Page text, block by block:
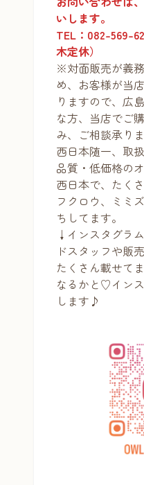
いします。
TEL：082-569-
木定休）
※対面販売が義
め、お客様が当
りますので、広
な方、当店でご
み、ご相談承りま
西日本随一、取
品質・低価格の
西日本で、たく
フクロウ、ミミ
ちしてます。
↓インスタグラ
ドスタッフや販
たくさん載せて
なるかと♡イン
します♪